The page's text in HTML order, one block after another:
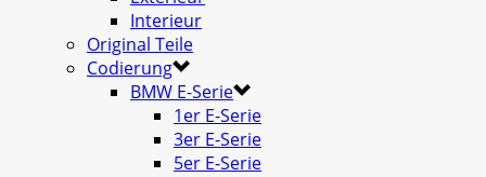
Interieur
Original Teile
Codierung
BMW E-Serie
1er E-Serie
3er E-Serie
5er E-Serie